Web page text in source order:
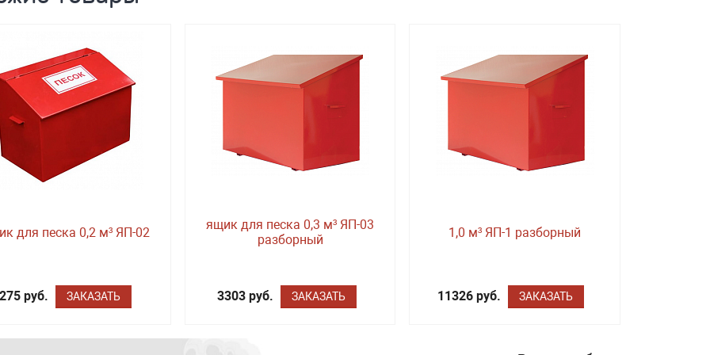
для песка 0,2 м³ ЯП-02
руб. ЗАКАЗАТЬ
ящик для песка 0,3 м³ ЯП-03
разборный
3303 руб. ЗАКАЗАТЬ
1,0 м³ ЯП-1 разборный
11326 руб. ЗАКАЗАТЬ